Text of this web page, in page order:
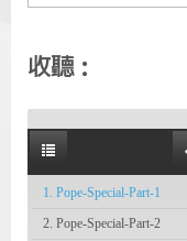
收聽：
1. Pope-Special-Part-1
2. Pope-Special-Part-2